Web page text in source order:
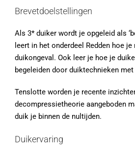
Brevetdoelstellingen
Als 3* duiker wordt je opgeleid als
leert in het onderdeel Redden hoe
duikongeval. Ook leer je hoe je
begeleiden door duiktechnieken
Tenslotte worden je recente
decompressietheorie aangeboden
duik je binnen de nultijden.
Duikervaring